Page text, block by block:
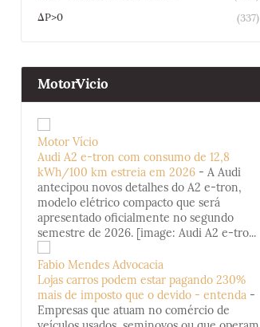
ΔP>0
(337)
MotorVicio
Motor Vício
Audi A2 e-tron com consumo de 12,8
kWh/100 km estreia em 2026 - A Audi
antecipou novos detalhes do A2 e-tron,
modelo elétrico compacto que será
apresentado oficialmente no segundo
semestre de 2026. [image: Audi A2 e-tro...
Fabio Mendes Advocacia
Lojas carros podem estar pagando 230%
mais de imposto que o devido - entenda -
Empresas que atuam no comércio de